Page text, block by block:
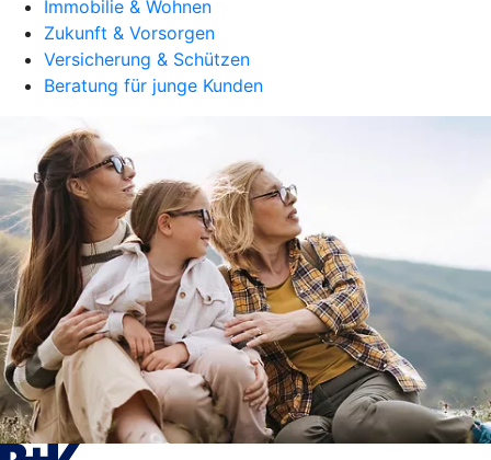
Immobilie & Wohnen
Zukunft & Vorsorgen
Versicherung & Schützen
Beratung für junge Kunden